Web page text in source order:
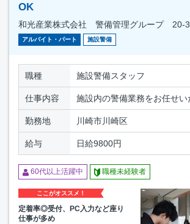
OK
和光産業株式会社 警備管理グループ 20-
アルバイト・パート 施設警備
職種 施設警備スタッフ
仕事内容 施設内の警備業務をお任せい
勤務地 川崎市川崎区
給与 日給9800円
60代以上活躍中 職種未経験者
ここがオススメ！
定着率◎受付、PC入力など座り
仕事が多め